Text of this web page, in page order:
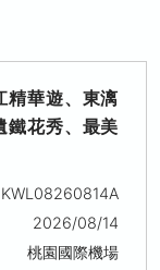
精華遊、東漓
鐵花秀、最美
KWL08260814A
2026/08/14
桃園國際機場